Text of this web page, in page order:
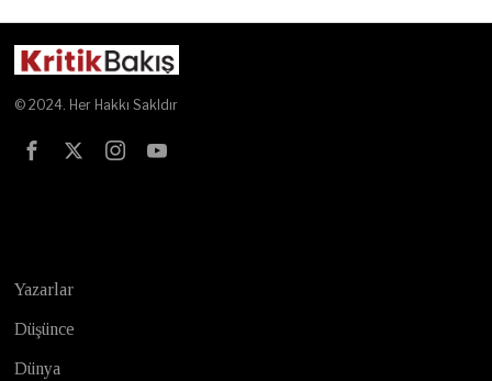
© 2024. Her Hakkı Sakldır
Yazarlar
Düşünce
Dünya